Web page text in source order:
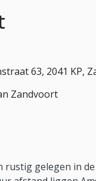
63, 2041 KP,
Zandvoort
gelegen in